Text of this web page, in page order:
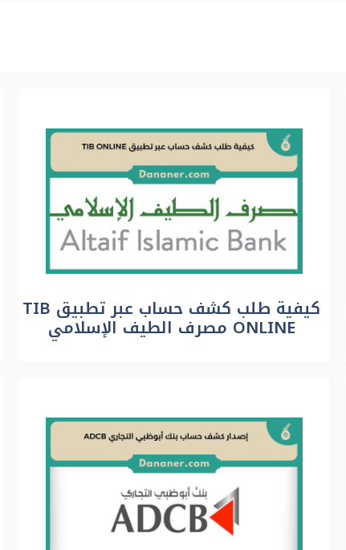
كيفية طلب كشف حساب عبر تطبيق TIB
ONLINE مصرف الطيف الإسلامي